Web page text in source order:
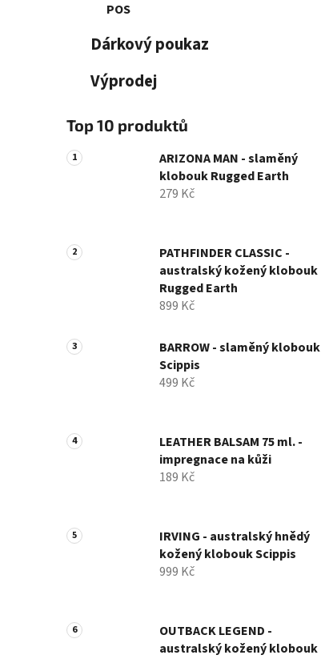
POS
Dárkový poukaz
Výprodej
Top 10 produktů
ARIZONA MAN - slaměný
klobouk Rugged Earth
279 Kč
PATHFINDER CLASSIC -
australský kožený klobouk
Rugged Earth
899 Kč
BARROW - slaměný klobouk
Scippis
499 Kč
LEATHER BALSAM 75 ml. -
impregnace na kůži
189 Kč
IRVING - australský hnědý
kožený klobouk Scippis
999 Kč
OUTBACK LEGEND -
australský kožený klobouk